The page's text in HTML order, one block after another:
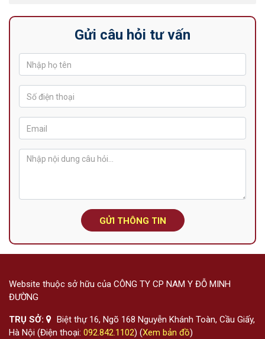
Gửi câu hỏi tư vấn
GỬI THÔNG TIN
Website thuộc sở hữu của CÔNG TY CP NAM Y ĐỖ MINH
ĐƯỜNG
TRỤ SỞ:
Biệt thự 16, Ngõ 168 Nguyễn Khánh Toàn, Cầu Giấy,
Hà Nội (Điện thoại: 092.842.1102) (Xem bản đồ)